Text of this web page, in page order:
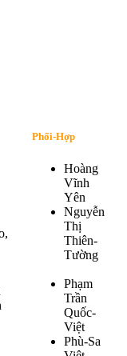
Phối-Hợp
Hoàng
Vĩnh
Yên
Nguyễn
Thị
Thiên-
Tường
Phạm
Trần
Quốc-
Việt
Phù-Sa